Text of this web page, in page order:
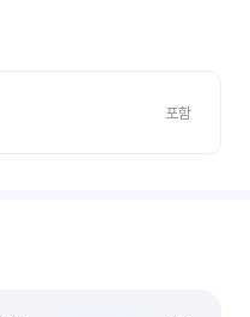
포함